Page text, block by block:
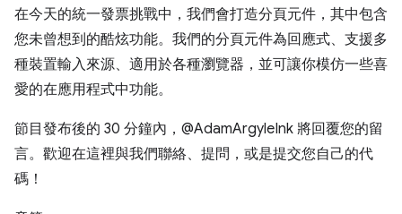
在今天的統一發票挑戰中，我們會打造分頁元件，其中包含
您未曾想到的酷炫功能。我們的分頁元件為回應式、支援多
種裝置輸入來源、適用於各種瀏覽器，並可讓你模仿一些喜
愛的在應用程式中功能。
節目發布後的 30 分鐘內，@AdamArgyleInk 將回覆您的留
言。歡迎在這裡與我們聯絡、提問，或是提交您自己的代
碼！